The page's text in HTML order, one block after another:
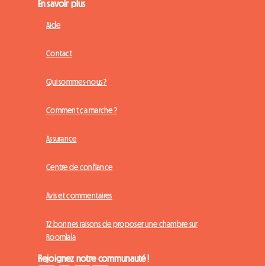
En savoir plus
Aide
Contact
Qui sommes-nous ?
Comment ça marche ?
Assurance
Centre de confiance
Avis et commentaires
12 bonnes raisons de proposer une chambre sur
Roomlala
Rejoignez notre communauté !